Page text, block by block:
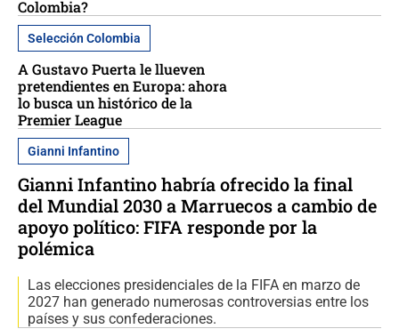
Colombia?
Selección Colombia
A Gustavo Puerta le llueven
pretendientes en Europa: ahora
lo busca un histórico de la
Premier League
Gianni Infantino
Gianni Infantino habría ofrecido la final
del Mundial 2030 a Marruecos a cambio de
apoyo político: FIFA responde por la
polémica
Las elecciones presidenciales de la FIFA en marzo de
2027 han generado numerosas controversias entre los
países y sus confederaciones.